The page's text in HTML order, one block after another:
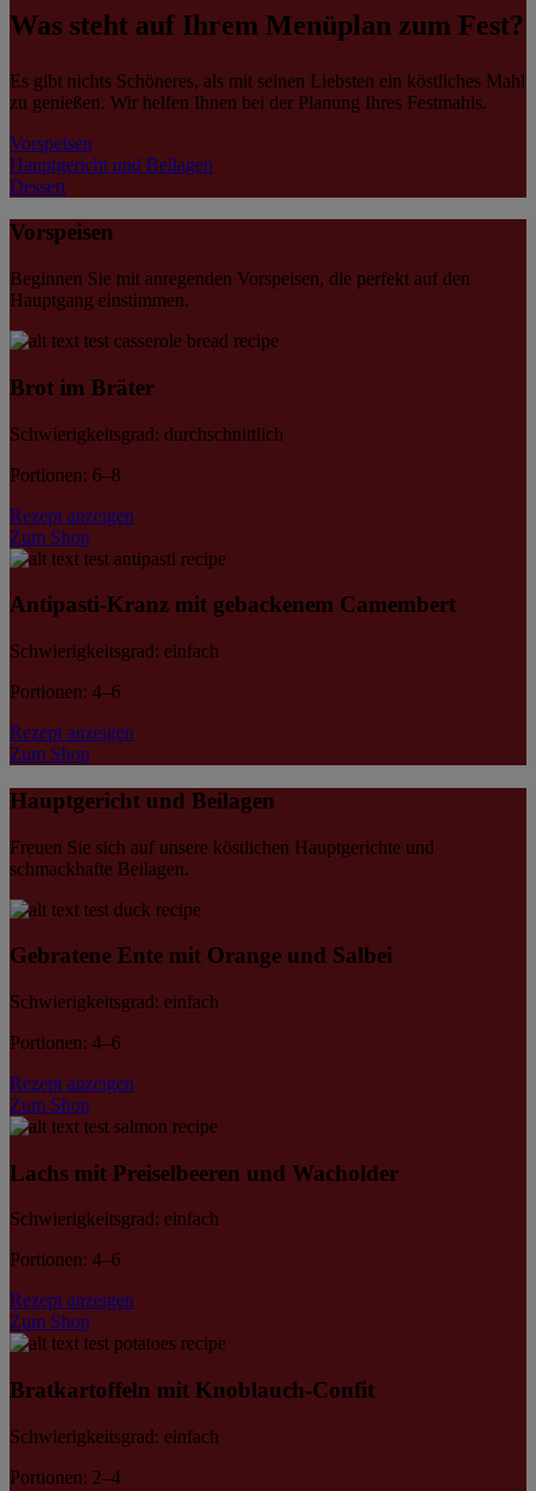
Was steht auf Ihrem Menüplan zum Fest?
Es gibt nichts Schöneres, als mit seinen Liebsten ein köstliches Mahl
zu genießen. Wir helfen Ihnen bei der Planung Ihres Festmahls.
Vorspeisen
Hauptgericht und Beilagen
Dessert
Vorspeisen
Beginnen Sie mit anregenden Vorspeisen, die perfekt auf den
Hauptgang einstimmen.
Brot im Bräter
Schwierigkeitsgrad: durchschnittlich
Portionen: 6–8
Rezept anzeigen
Zum Shop
Antipasti-Kranz mit gebackenem Camembert
Schwierigkeitsgrad: einfach
Portionen: 4–6
Rezept anzeigen
Zum Shop
Hauptgericht und Beilagen
Freuen Sie sich auf unsere köstlichen Hauptgerichte und
schmackhafte Beilagen.
Gebratene Ente mit Orange und Salbei
Schwierigkeitsgrad: einfach
Portionen: 4–6
Rezept anzeigen
Zum Shop
Lachs mit Preiselbeeren und Wacholder
Schwierigkeitsgrad: einfach
Portionen: 4–6
Rezept anzeigen
Zum Shop
Bratkartoffeln mit Knoblauch-Confit
Schwierigkeitsgrad: einfach
Portionen: 2–4